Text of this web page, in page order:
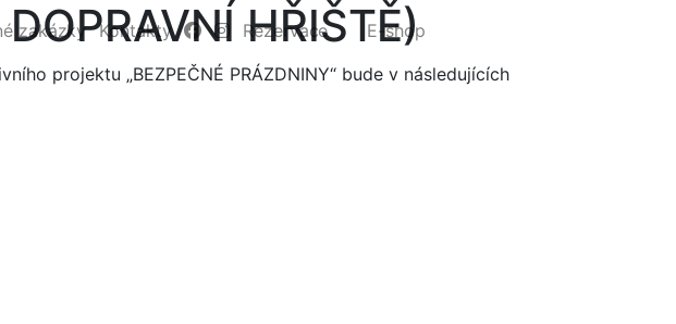
zakázky Kontakty Rezervace E-shop
HŘIŠTĚ)
projektu „BEZPEČNÉ PRÁZDNINY“ bude v následujících